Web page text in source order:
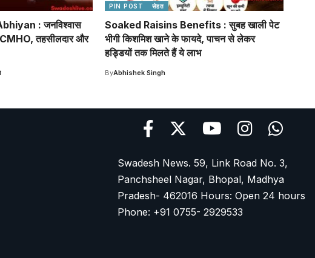
: जनविश्वास
तहसीलदार और
PIN POST सेहत
Soaked Raisins Benefits : सुबह खाली पेट
भीगी किशमिश खाने के फायदे, पाचन से लेकर
हड्डियों तक मिलते हैं ये लाभ
ByAbhishek Singh
Swadesh News. 59, Link Road No. 3,
Panchsheel Nagar, Bhopal, Madhya
Pradesh- 462016 Hours: Open 24 hours
Phone: +91 0755- 2929533